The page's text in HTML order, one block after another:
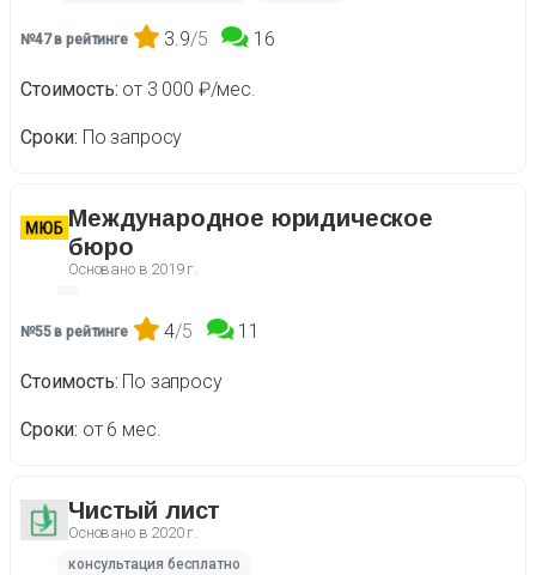
№47 в рейтинге 3.9/5 16
Стоимость от 3 000 ₽/мес.
Сроки По запросу
Международное юридическое
бюро
Основано в 2019 г.
№55 в рейтинге 4/5 11
Стоимость По запросу
Сроки от 6 мес.
Чистый лист
Основано в 2020 г.
консультация бесплатно